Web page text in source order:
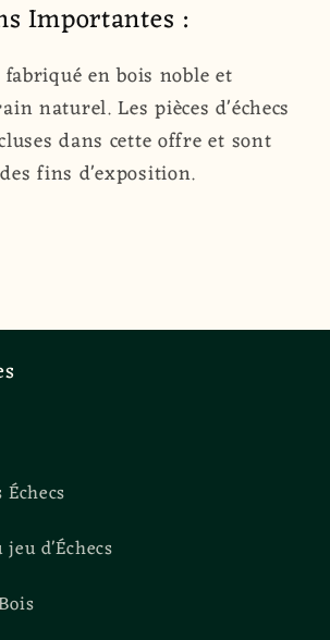
Importantes :
en bois noble et
naturel. Les pièces d'échecs
dans cette offre et sont
fins d'exposition.
jeu d'Échecs